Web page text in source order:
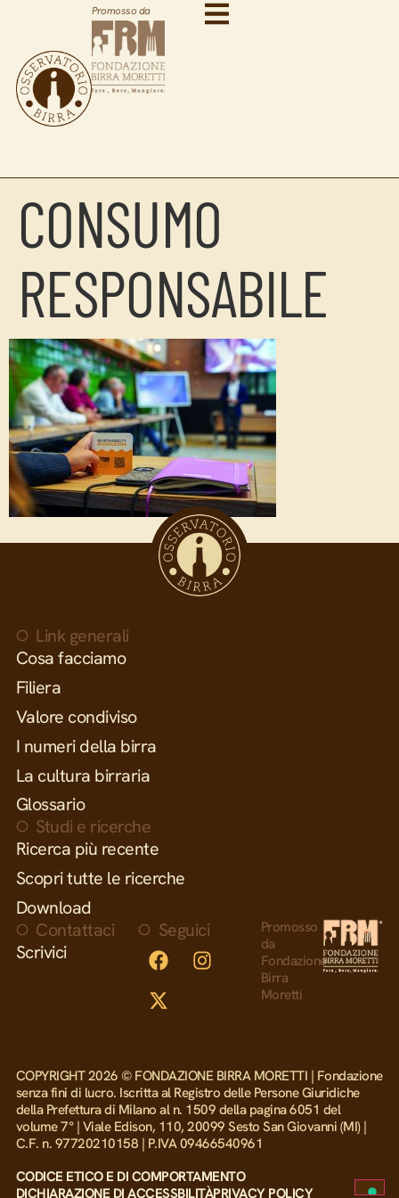
Promosso da
CONSUMO
RESPONSABILE
Link generali
Cosa facciamo
Filiera
Valore condiviso
I numeri della birra
La cultura birraria
Glossario
Studi e ricerche
Ricerca più recente
Scopri tutte le ricerche
Download
Contattaci
Scrivici
Seguici
Promosso
da
Fondazione
Birra
Moretti
COPYRIGHT 2026 © FONDAZIONE BIRRA MORETTI | Fondazione
senza fini di lucro. Iscritta al Registro delle Persone Giuridiche
della Prefettura di Milano al n. 1509 della pagina 6051 del
volume 7° | Viale Edison, 110, 20099 Sesto San Giovanni (MI) |
C.F. n. 97720210158 | P.IVA 09466540961
CODICE ETICO E DI COMPORTAMENTO
DICHIARAZIONE DI ACCESSBILITÀPRIVACY POLICY